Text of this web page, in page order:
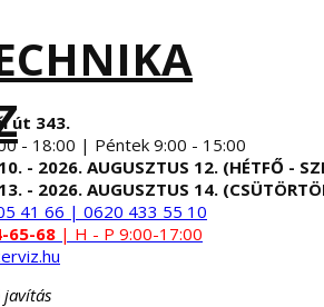
út 343.
- 18:00 | Péntek 9:00 - 15:00
- 2026. AUGUSZTUS 12. (HÉTFŐ -
- 2026. AUGUSZTUS 14.
41 66 | 0620 433 55 10
65-68 | H - P 9:00-17:00